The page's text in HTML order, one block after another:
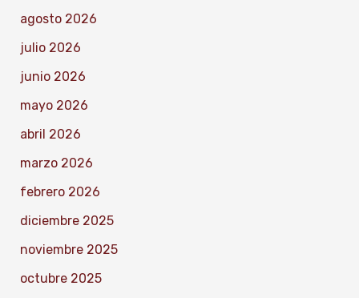
agosto 2026
julio 2026
junio 2026
mayo 2026
abril 2026
marzo 2026
febrero 2026
diciembre 2025
noviembre 2025
octubre 2025